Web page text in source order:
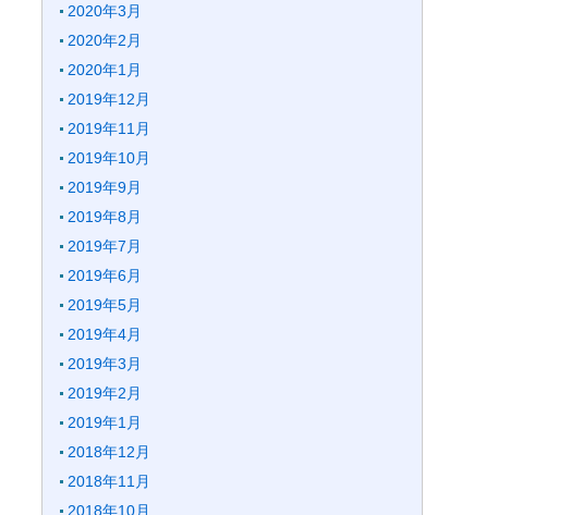
2020年3月
2020年2月
2020年1月
2019年12月
2019年11月
2019年10月
2019年9月
2019年8月
2019年7月
2019年6月
2019年5月
2019年4月
2019年3月
2019年2月
2019年1月
2018年12月
2018年11月
2018年10月